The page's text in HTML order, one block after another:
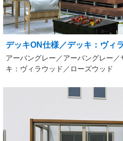
デッキON仕様／デッキ：ヴィ
アーバングレー／アーバングレー
キ：ヴィラウッド／ローズウッド